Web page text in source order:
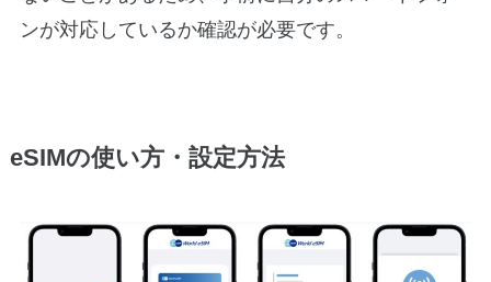
ンが対応しているか確認が必要です。
eSIMの使い方・設定方法